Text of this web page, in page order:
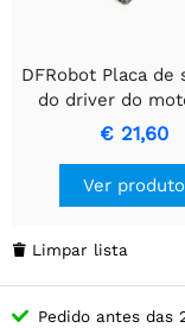
DFRobot Placa de
do driver do
2x3A para€ 21,60
Ver produto
 Limpar lista
Pedido antes das